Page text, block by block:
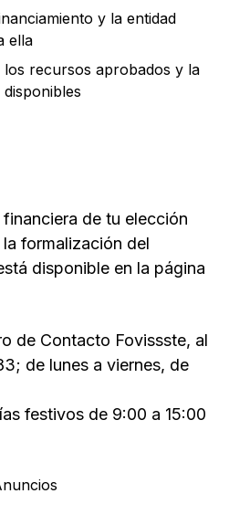
y la entidad
ella
recursos aprobados y la
de tu elección
formalización del
disponible en la página
de Contacto Fovissste, al
de lunes a viernes, de
festivos de 9:00 a 15:00